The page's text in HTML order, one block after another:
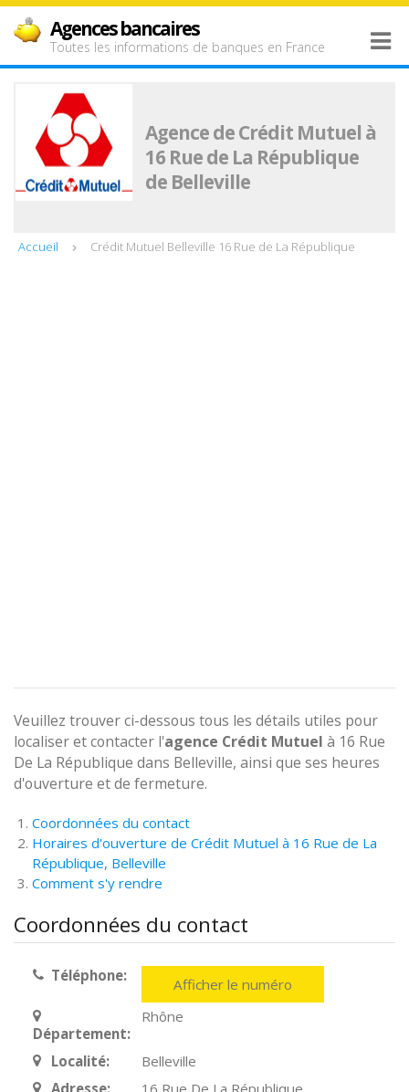
Agences bancaires
Toutes les informations de banques en France
Agence de Crédit Mutuel à
16 Rue de La République
de Belleville
Accueil Crédit Mutuel Belleville 16 Rue de La République
Veuillez trouver ci-dessous tous les détails utiles pour
localiser et contacter l'agence Crédit Mutuel à 16 Rue
De La République dans Belleville, ainsi que ses heures
d'ouverture et de fermeture.
Coordonnées du contact
Horaires d'ouverture de Crédit Mutuel à 16 Rue de La
République, Belleville
Comment s'y rendre
Coordonnées du contact
Téléphone: Afficher le numéro
Département:
Rhône
Localité:
Belleville
Adresse:
16 Rue De La République